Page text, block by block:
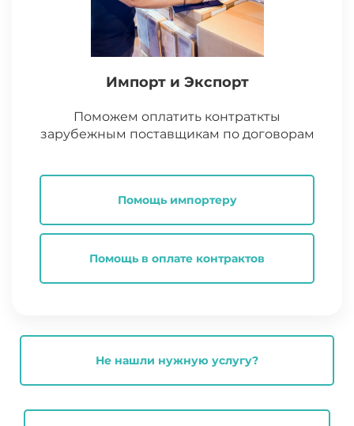
Импорт и Экспорт
Поможем оплатить контраткты
зарубежным поставщикам по договорам
Помощь импортеру
Помощь в оплате контрактов
Не нашли нужную услугу?